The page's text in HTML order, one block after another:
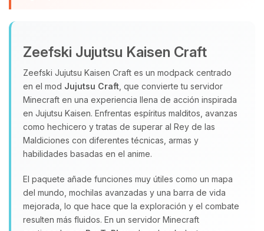
Zeefski Jujutsu Kaisen Craft
Zeefski Jujutsu Kaisen Craft es un modpack centrado
en el mod Jujutsu Craft , que convierte tu servidor
Minecraft en una experiencia llena de acción inspirada
en Jujutsu Kaisen. Enfrentas espíritus malditos, avanzas
como hechicero y tratas de superar al Rey de las
Maldiciones con diferentes técnicas, armas y
habilidades basadas en el anime.
El paquete añade funciones muy útiles como un mapa
del mundo, mochilas avanzadas y una barra de vida
mejorada, lo que hace que la exploración y el combate
resulten más fluidos. En un servidor Minecraft
hablar! Soy Choupy, tu pequeno
asistente de BoxToPlay. Cuentame
que necesitas y moveré mis
pequenos circuitos para ayudarte.
08/08/2026 16:49